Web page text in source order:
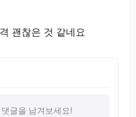
괜찮은 것 같네요
글을 남겨보세요!